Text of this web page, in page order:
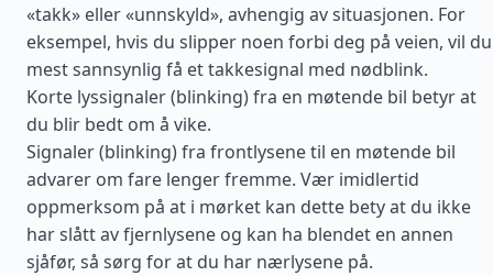
«takk» eller «unnskyld», avhengig av situasjonen. For
eksempel, hvis du slipper noen forbi deg på veien, vil du
mest sannsynlig få et takkesignal med nødblink.
Korte lyssignaler (blinking) fra en møtende bil betyr at
du blir bedt om å vike.
Signaler (blinking) fra frontlysene til en møtende bil
advarer om fare lenger fremme. Vær imidlertid
oppmerksom på at i mørket kan dette bety at du ikke
har slått av fjernlysene og kan ha blendet en annen
sjåfør, så sørg for at du har nærlysene på.